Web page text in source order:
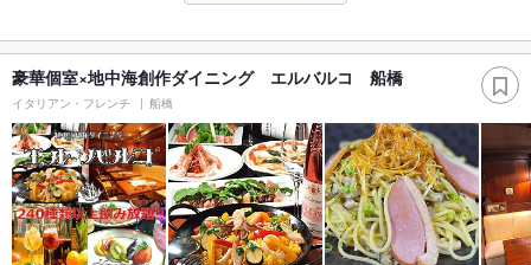
豪華個室×地中海創作ダイニング エルバルコ 船橋
イタリアン・フレンチ 船橋